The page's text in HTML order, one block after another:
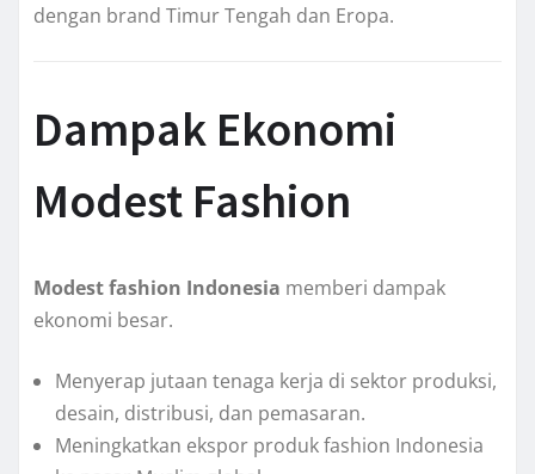
dengan brand Timur Tengah dan Eropa.
Dampak Ekonomi
Modest Fashion
Modest fashion Indonesia memberi dampak
ekonomi besar.
Menyerap jutaan tenaga kerja di sektor produksi,
desain, distribusi, dan pemasaran.
Meningkatkan ekspor produk fashion Indonesia